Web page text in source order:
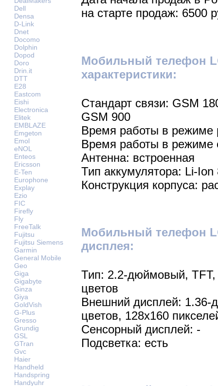
Dell
Densa
D-Link
Dnet
Docomo
Dolphin
Dopod
Doro
Drin.it
DTT
E28
Eastcom
Eishi
Electronica
Elitek
EMBLAZE
Emgeton
Emol
eNOL
Enteos
Ericsson
E-Ten
Europhone
Explay
Ezio
FIC
Firefly
Fly
FreeTalk
Fujitsu
Fujitsu Siemens
Garmin
General Mobile
Geo
Giga
Gigabyte
Ginza
Giya
GoldVish
G-Plus
Gresso
Grundig
GSL
GTran
Gvc
Haier
Handheld
Handspring
Handyuhr
на старте продаж: 6500
Мобильный телефон
характеристики:
Стандарт связи: GSM
GSM 900
Время работы в режиме
Время работы в режиме
Антенна: встроенная
Тип аккумулятора: Li-
Конструкция корпуса:
Мобильный телефон
дисплея:
Тип: 2.2-дюймовый, TFT,
цветов
Внешний дисплей: 1.36-
цветов, 128х160
Сенсорный дисплей: -
Подсветка: есть